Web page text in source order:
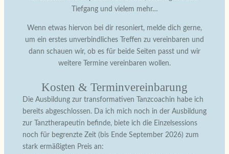
Tiefgang und vielem mehr…
Wenn etwas hiervon bei dir resoniert, melde dich gerne,
um ein erstes unverbindliches Treffen zu vereinbaren und
dann schauen wir, ob es für beide Seiten passt und wir
weitere Termine vereinbaren wollen.
Kosten & Terminvereinbarung
Die Ausbildung zur transformativen Tanzcoachin habe ich
bereits abgeschlossen. Da ich mich noch in der Ausbildung
zur Tanztherapeutin befinde, biete ich die Einzelsessions
noch für begrenzte Zeit (bis Ende September 2026) zum
stark ermäßigten Preis an: